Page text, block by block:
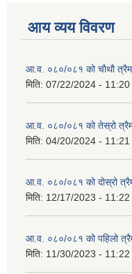
आय व्यय विवरण
आ.व. ०८०/०८१ को चाैथाै
मिति: 07/22/2024 - 11:20
आ.व. ०८०/०८१ को तेस्रो
मिति: 04/20/2024 - 11:21
आ.व. ०८०/०८१ को दोस्रो
मिति: 12/17/2023 - 11:22
आ.व. ०८०/०८१ को पहिलो
मिति: 11/30/2023 - 11:22